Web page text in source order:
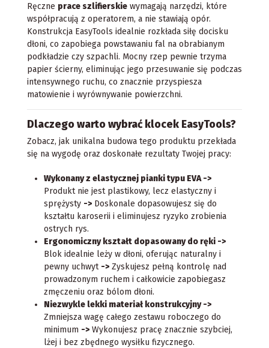
Ręczne prace szlifierskie wymagają narzędzi, które
współpracują z operatorem, a nie stawiają opór.
Konstrukcja EasyTools idealnie rozkłada siłę docisku
dłoni, co zapobiega powstawaniu fal na obrabianym
podkładzie czy szpachli. Mocny rzep pewnie trzyma
papier ścierny, eliminując jego przesuwanie się podczas
intensywnego ruchu, co znacznie przyspiesza
matowienie i wyrównywanie powierzchni.
Dlaczego warto wybrać klocek EasyTools?
Zobacz, jak unikalna budowa tego produktu przekłada
się na wygodę oraz doskonałe rezultaty Twojej pracy:
Wykonany z elastycznej pianki typu EVA ->
Produkt nie jest plastikowy, lecz elastyczny i
sprężysty -> Doskonale dopasowujesz się do
kształtu karoserii i eliminujesz ryzyko zrobienia
ostrych rys.
Ergonomiczny kształt dopasowany do ręki ->
Blok idealnie leży w dłoni, oferując naturalny i
pewny uchwyt -> Zyskujesz pełną kontrolę nad
prowadzonym ruchem i całkowicie zapobiegasz
zmęczeniu oraz bólom dłoni.
Niezwykle lekki materiał konstrukcyjny ->
Zmniejsza wagę całego zestawu roboczego do
minimum -> Wykonujesz pracę znacznie szybciej,
lżej i bez zbędnego wysiłku fizycznego.